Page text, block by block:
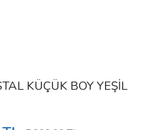
KÜÇÜK BOY YEŞİL